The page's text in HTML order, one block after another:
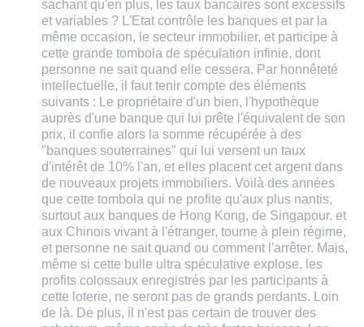
sachant qu'en plus, les taux bancaires sont excessifs
et variables ? L'Etat contrôle les banques et par la
même occasion, le secteur immobilier, et participe à
cette grande tombola de spéculation infinie, dont
personne ne sait quand elle cessera. Par honnêteté
intellectuelle, il faut tenir compte des éléments
suivants : Le propriétaire d'un bien, l'hypothèque
auprès d'une banque qui lui prête l'équivalent de son
prix, il confie alors la somme récupérée à des
"banques souterraines" qui lui versent un taux
d'intérêt de 10% l'an, et elles placent cet argent dans
de nouveaux projets immobiliers. Voilà des années
que cette tombola qui ne profite qu'aux plus nantis,
surtout aux banques de Hong Kong, de Singapour, et
aux Chinois vivant à l'étranger, tourne à plein régime,
et personne ne sait quand ou comment l'arrêter. Mais,
même si cette bulle ultra spéculative explose, les
profits colossaux enregistrés par les participants à
cette loterie, ne seront pas de grands perdants. Loin
de là. De plus, il n'est pas certain de trouver des